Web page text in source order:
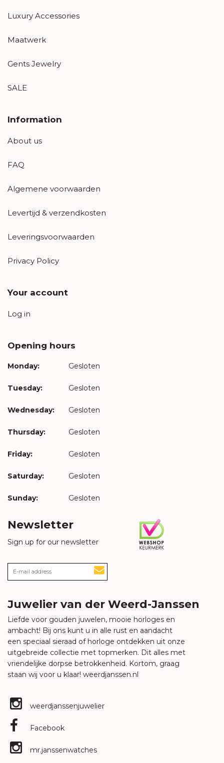
Luxury Accessories
Maatwerk
Gents Jewelry
SALE
Information
About us
FAQ
Algemene voorwaarden
Levertijd & verzendkosten
Leveringsvoorwaarden
Privacy Policy
Your account
Log in
Opening hours
Monday: Gesloten
Tuesday: Gesloten
Wednesday: Gesloten
Thursday: Gesloten
Friday: Gesloten
Saturday: Gesloten
Sunday: Gesloten
Newsletter
Sign up for our newsletter
Juwelier van der Weerd-Janssen
Liefde voor gouden juwelen, mooie horloges en
ambacht! Bij ons kunt u in alle rust en aandacht
een speciaal sieraad of horloge ontdekken uit onze
uitgebreide collectie met topmerken. Dit alles met
vriendelijke dorpse betrokkenheid. Kortom, graag
staan wij voor u klaar! weerdjanssen.nl
weerdjanssenjuwelier
Facebook
mr.janssenwatches